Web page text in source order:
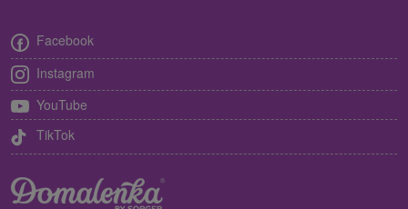
Facebook
Instagram
YouTube
TikTok